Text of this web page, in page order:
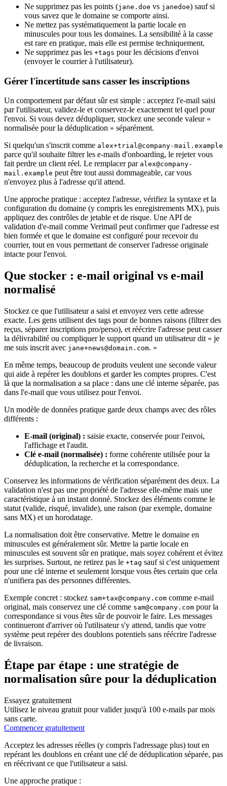
Ne supprimez pas les points (jane.doe vs janedoe) sauf si
vous savez que le domaine se comporte ainsi.
Ne mettez pas systématiquement la partie locale en
minuscules pour tous les domaines. La sensibilité à la casse
est rare en pratique, mais elle est permise techniquement.
Ne supprimez pas les +tags pour les décisions d'envoi
(envoyer le courrier à l'utilisateur).
Gérer l'incertitude sans casser les inscriptions
Un comportement par défaut sûr est simple : acceptez l'e-mail saisi
par l'utilisateur, validez-le et conservez-le exactement tel quel pour
l'envoi. Si vous devez dédupliquer, stockez une seconde valeur «
normalisée pour la déduplication » séparément.
Si quelqu'un s'inscrit comme alex+trial@company-mail.example
parce qu'il souhaite filtrer les e-mails d'onboarding, le rejeter vous
fait perdre un client réel. Le remplacer par alex@company-
mail.example peut être tout aussi dommageable, car vous
n'envoyez plus à l'adresse qu'il attend.
Une approche pratique : acceptez l'adresse, vérifiez la syntaxe et la
configuration du domaine (y compris les enregistrements MX), puis
appliquez des contrôles de jetable et de risque. Une API de
validation d'e-mail comme Verimail peut confirmer que l'adresse est
bien formée et que le domaine est configuré pour recevoir du
courrier, tout en vous permettant de conserver l'adresse originale
intacte pour l'envoi.
Que stocker : e-mail original vs e-mail
normalisé
Stockez ce que l'utilisateur a saisi et envoyez vers cette adresse
exacte. Les gens utilisent des tags pour de bonnes raisons (filtrer des
reçus, séparer inscriptions pro/perso), et réécrire l'adresse peut casser
la délivrabilité ou compliquer le support quand un utilisateur dit « je
me suis inscrit avec jane+news@domain.com. »
En même temps, beaucoup de produits veulent une seconde valeur
qui aide à repérer les doublons et garder les comptes propres. C'est
là que la normalisation a sa place : dans une clé interne séparée, pas
dans l'e-mail que vous utilisez pour l'envoi.
Un modèle de données pratique garde deux champs avec des rôles
différents :
E-mail (original) : saisie exacte, conservée pour l'envoi,
l'affichage et l'audit.
Clé e-mail (normalisée) : forme cohérente utilisée pour la
déduplication, la recherche et la correspondance.
Conservez les informations de vérification séparément des deux. La
validation n'est pas une propriété de l'adresse elle-même mais une
caractéristique à un instant donné. Stockez des éléments comme le
statut (valide, risqué, invalide), une raison (par exemple, domaine
sans MX) et un horodatage.
La normalisation doit être conservative. Mettre le domaine en
minuscules est généralement sûr. Mettre la partie locale en
minuscules est souvent sûr en pratique, mais soyez cohérent et évitez
les surprises. Surtout, ne retirez pas le +tag sauf si c'est uniquement
pour une clé interne et seulement lorsque vous êtes certain que cela
n'unifiera pas des personnes différentes.
Exemple concret : stockez sam+tax@company.com comme e-mail
original, mais conservez une clé comme sam@company.com pour la
correspondance si vous êtes sûr de pouvoir le faire. Les messages
continueront d'arriver où l'utilisateur s'y attend, tandis que votre
système peut repérer des doublons potentiels sans réécrire l'adresse
de livraison.
Étape par étape : une stratégie de
normalisation sûre pour la déduplication
Essayez gratuitement
Utilisez le niveau gratuit pour valider jusqu'à 100 e-mails par mois
sans carte.
Commencer gratuitement
Acceptez les adresses réelles (y compris l'adressage plus) tout en
repérant les doublons en créant une clé de déduplication séparée, pas
en réécrivant ce que l'utilisateur a saisi.
Une approche pratique :